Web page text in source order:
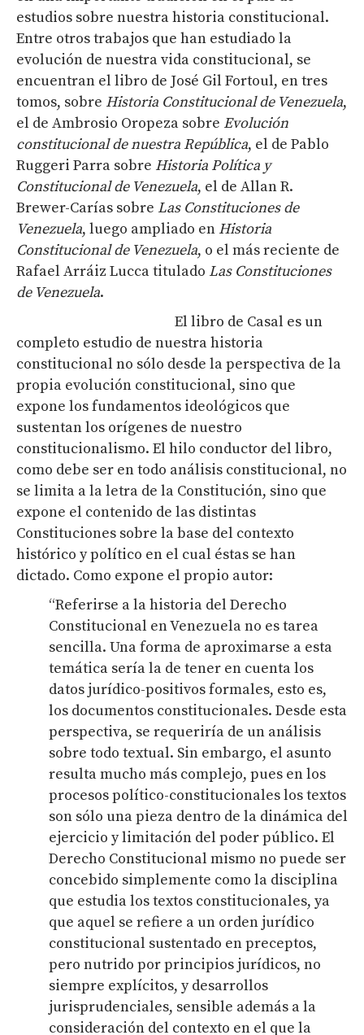
estudios sobre nuestra historia constitucional.
Entre otros trabajos que han estudiado la
evolución de nuestra vida constitucional, se
encuentran el libro de José Gil Fortoul, en tres
tomos, sobre Historia Constitucional de Venezuela,
el de Ambrosio Oropeza sobre Evolución
constitucional de nuestra República, el de Pablo
Ruggeri Parra sobre Historia Política y
Constitucional de Venezuela, el de Allan R.
Brewer-Carías sobre Las Constituciones de
Venezuela, luego ampliado en Historia
Constitucional de Venezuela, o el más reciente de
Rafael Arráiz Lucca titulado Las Constituciones
de Venezuela.
El libro de Casal es un
completo estudio de nuestra historia
constitucional no sólo desde la perspectiva de la
propia evolución constitucional, sino que
expone los fundamentos ideológicos que
sustentan los orígenes de nuestro
constitucionalismo. El hilo conductor del libro,
como debe ser en todo análisis constitucional, no
se limita a la letra de la Constitución, sino que
expone el contenido de las distintas
Constituciones sobre la base del contexto
histórico y político en el cual éstas se han
dictado. Como expone el propio autor:
“Referirse a la historia del Derecho
Constitucional en Venezuela no es tarea
sencilla. Una forma de aproximarse a esta
temática sería la de tener en cuenta los
datos jurídico-positivos formales, esto es,
los documentos constitucionales. Desde esta
perspectiva, se requeriría de un análisis
sobre todo textual. Sin embargo, el asunto
resulta mucho más complejo, pues en los
procesos político-constitucionales los textos
son sólo una pieza dentro de la dinámica del
ejercicio y limitación del poder público. El
Derecho Constitucional mismo no puede ser
concebido simplemente como la disciplina
que estudia los textos constitucionales, ya
que aquel se refiere a un orden jurídico
constitucional sustentado en preceptos,
pero nutrido por principios jurídicos, no
siempre explícitos, y desarrollos
jurisprudenciales, sensible además a la
consideración del contexto en el que la